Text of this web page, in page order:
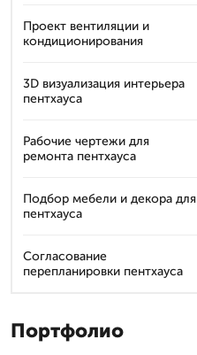
Проект вентиляции и
кондиционирования
3D визуализация интерьера
пентхауса
Рабочие чертежи для
ремонта пентхауса
Подбор мебели и декора для
пентхауса
Согласование
перепланировки пентхауса
Портфолио